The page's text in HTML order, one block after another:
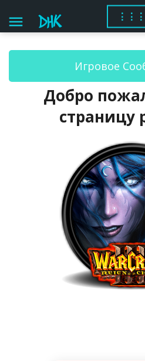
menu ⋮⋮⋮
Игровое
Добро
страницу